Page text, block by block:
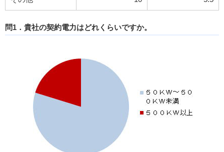
問1．貴社の契約電力はどれくらいですか。